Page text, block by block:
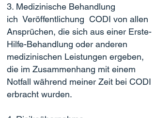
3. Medizinische Behandlung
ich Veröffentlichung CODI von allen
Ansprüchen, die sich aus einer Erste-
Hilfe-Behandlung oder anderen
medizinischen Leistungen ergeben,
die im Zusammenhang mit einem
Notfall während meiner Zeit bei CODI
erbracht wurden.